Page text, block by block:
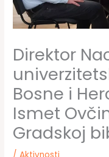
Direktor
Bosne i
Ismet
Gradskoj